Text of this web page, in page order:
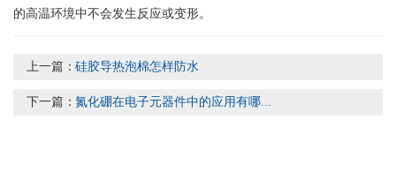
的高温环境中不会发生反应或变形。
上一篇：硅胶导热泡棉怎样防水
下一篇：氮化硼在电子元器件中的应用有哪...